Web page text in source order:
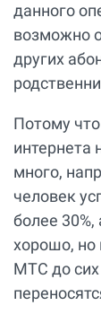
данного
возможно
других
Потому
интернета
много,
человек
более
хорошо, но
MTC до